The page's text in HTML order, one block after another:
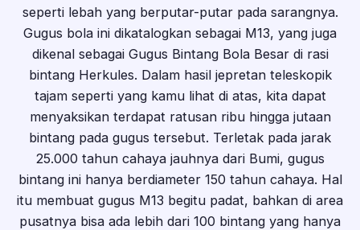
seperti lebah yang berputar-putar pada sarangnya.
Gugus bola ini dikatalogkan sebagai M13, yang juga
dikenal sebagai Gugus Bintang Bola Besar di rasi
bintang Herkules. Dalam hasil jepretan teleskopik
tajam seperti yang kamu lihat di atas, kita dapat
menyaksikan terdapat ratusan ribu hingga jutaan
bintang pada gugus tersebut. Terletak pada jarak
25.000 tahun cahaya jauhnya dari Bumi, gugus
bintang ini hanya berdiameter 150 tahun cahaya. Hal
itu membuat gugus M13 begitu padat, bahkan di area
pusatnya bisa ada lebih dari 100 bintang yang hanya